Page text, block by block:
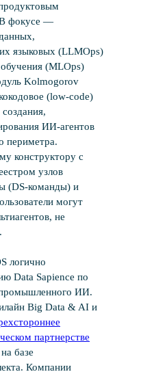
фокусе —
языковых (LLMOps)
(MLOps)
Kolmogorov
(low-code)
ИИ-агентов
периметра.
конструктору с
узлов
(DS-команды) и
могут
не
логично
Data Sapience по
ИИ.
Big Data & AI и
партнерстве
базе
Компании